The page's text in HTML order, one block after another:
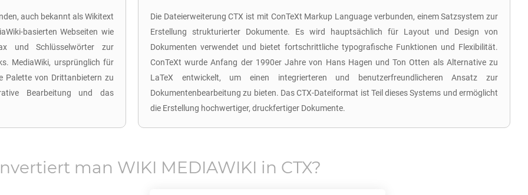
auch bekannt als Wikitext
basierten Webseiten wie
und Schlüsselwörter zur
MediaWiki, ursprünglich für
Palette von Drittanbietern zu
Bearbeitung und das
Die Dateierweiterung CTX ist mit ConTeXt Markup Language verbunden, einem Satzsystem zur
Erstellung strukturierter Dokumente. Es wird hauptsächlich für Layout und Design von
Dokumenten verwendet und bietet fortschrittliche typografische Funktionen und Flexibilität.
ConTeXt wurde Anfang der 1990er Jahre von Hans Hagen und Ton Otten als Alternative zu
LaTeX entwickelt, um einen integrierteren und benutzerfreundlicheren Ansatz zur
Dokumentenbearbeitung zu bieten. Das CTX-Dateiformat ist Teil dieses Systems und ermöglicht
die Erstellung hochwertiger, druckfertiger Dokumente.
man WIKI MEDIAWIKI in CTX?